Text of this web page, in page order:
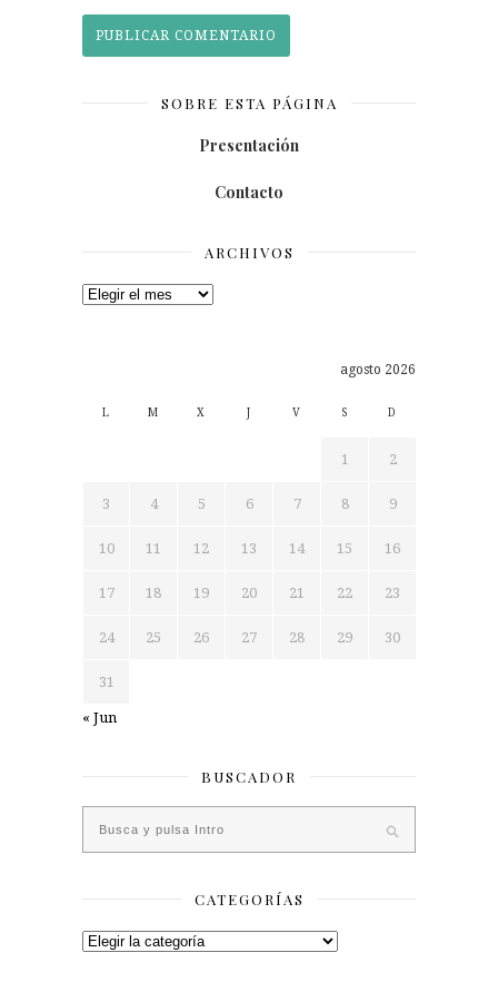
SOBRE ESTA PÁGINA
Presentación
Contacto
ARCHIVOS
Archivos
agosto 2026
L M X J V S D
1 2
3 4 5 6 7 8 9
10 11 12 13 14 15 16
17 18 19 20 21 22 23
24 25 26 27 28 29 30
31
« Jun
BUSCADOR
CATEGORÍAS
Categorías